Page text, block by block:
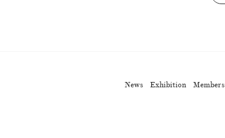
News Exhibition Members